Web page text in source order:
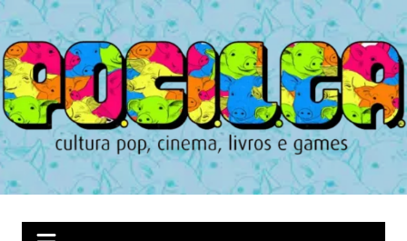
Ir
para
o
conteúdo